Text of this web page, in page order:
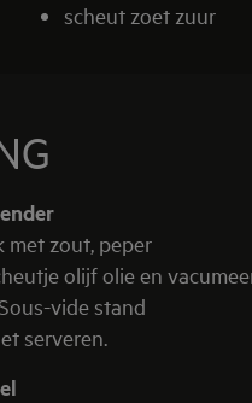
scheut zoet zuur
met zout, peper
olijf olie en
op de Sous-vide
serveren.